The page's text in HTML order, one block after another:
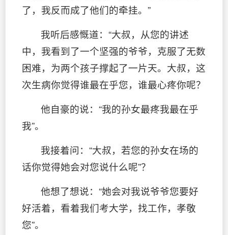
了，我反而成了他们的牵挂。”
我听后感慨道：“大叔，从您的讲述
中，我看到了一个坚强的爷爷，克服了无数
困难，为两个孩子撑起了一片天。大叔，这
次生病你觉得谁最在乎您，谁最心疼你呢？
他自豪的说：“我的孙女最疼我最在乎
我”。
我接着问：“大叔，若您的孙女在场的
话你觉得她会对您说什么呢”？
他想了想说：“她会对我说爷爷您要好
好活着，看着我们考大学，找工作，孝敬
您”。